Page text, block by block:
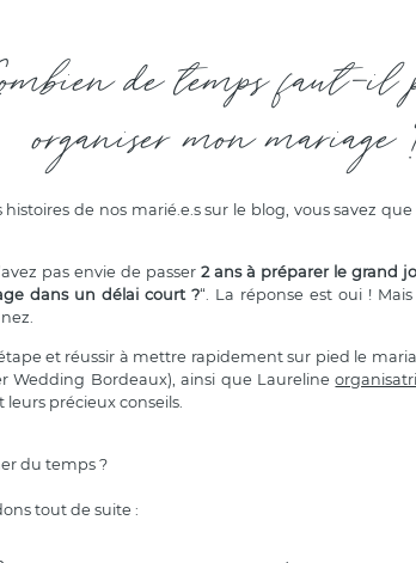
de temps faut-il
organiser mon mariage
de nos marié.e.s sur le blog, vous savez
pas envie de passer2 ans à préparer le grand
dans un délai court ?“. La réponse est oui !
et réussir à mettre rapidement sur pied le
Wedding Bordeaux), ainsi que Laureline
leurs précieux conseils.
du temps ?
tout de suite :